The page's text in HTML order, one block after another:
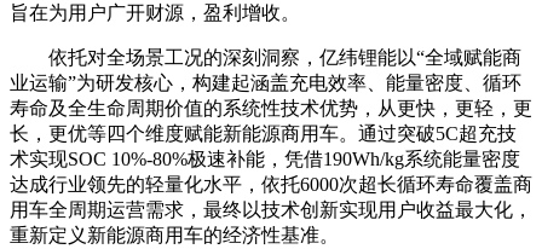
旨在为用户广开财源，盈利增收。
依托对全场景工况的深刻洞察，亿纬锂能以“全域赋能商
业运输”为研发核心，构建起涵盖充电效率、能量密度、循环
寿命及全生命周期价值的系统性技术优势，从更快，更轻，更
长，更优等四个维度赋能新能源商用车。通过突破5C超充技
术实现SOC 10%-80%极速补能，凭借190Wh/kg系统能量密度
达成行业领先的轻量化水平，依托6000次超长循环寿命覆盖商
用车全周期运营需求，最终以技术创新实现用户收益最大化，
重新定义新能源商用车的经济性基准。